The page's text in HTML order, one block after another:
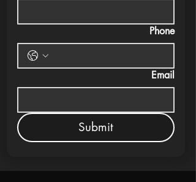
Phone
Email
Submit